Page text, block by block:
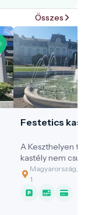
Összes
Festetics
A Keszthelyen
kastély nem
egyik
hanem egy
amely
Magyarország,
1